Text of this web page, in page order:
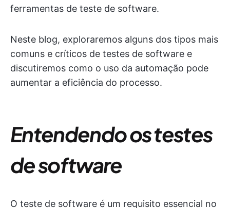
ferramentas de teste de software.
Neste blog, exploraremos alguns dos tipos mais
comuns e críticos de testes de software e
discutiremos como o uso da automação pode
aumentar a eficiência do processo.
Entendendo os testes
de software
O teste de software é um requisito essencial no